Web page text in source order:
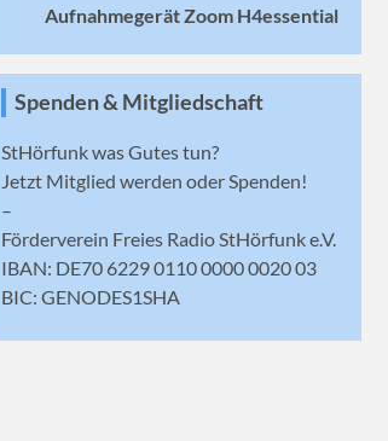
Aufnahmegerät Zoom H4essential
Spenden & Mitgliedschaft
StHörfunk was Gutes tun?
Jetzt Mitglied werden oder Spenden!
–
Förderverein Freies Radio StHörfunk e.V.
IBAN: DE70 6229 0110 0000 0020 03
BIC: GENODES1SHA